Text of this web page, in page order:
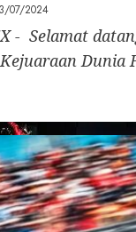
07/2024
- Selamat
Dunia